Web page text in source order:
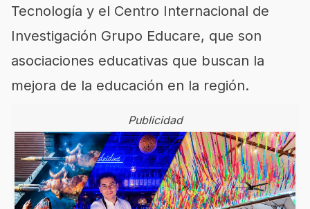
Tecnología y el Centro Internacional de
Investigación Grupo Educare, que son
asociaciones educativas que buscan la
mejora de la educación en la región.
Publicidad